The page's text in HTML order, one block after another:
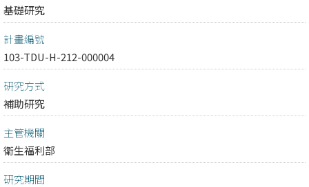
基礎研究
計畫編號
103-TDU-H-212-000004
研究方式
補助研究
主管機關
衛生福利部
研究期間